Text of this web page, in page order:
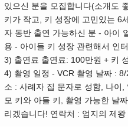
있으신 분을 모집합니다(소개도
키가 작고, 키 성장에 고민있는 6
자 동반 출연 가능하신 분 - 아이
용 - 아이들 키 성장 관련해서 인
3) 출연료 출연료: 100만원 + 키
4) 촬영 일정 - VCR 촬영 날짜 :
소 : 사례자 집 문자로 성함, 나이
모 키와 아들 키, 촬영 가능한 날
리겠습니다! 연락처 : 엄지의 제